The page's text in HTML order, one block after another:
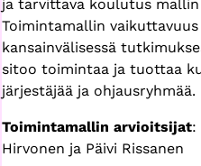
ja tarvittava koulutus
Toimintamallin
kansainvälisessä
sitoo toimintaa ja tuottaa
järjestäjää ja ohjausryhmää.
Toimintamallin arvioitsijat:
Hirvonen ja Päivi Rissanen